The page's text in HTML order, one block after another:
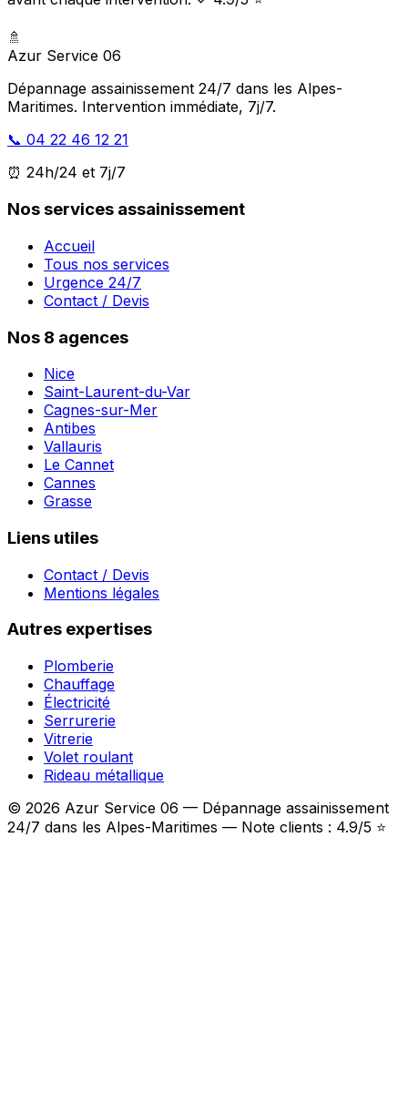
🚿
Azur Service 06
Dépannage assainissement 24/7 dans les Alpes-
Maritimes. Intervention immédiate, 7j/7.
📞 04 22 46 12 21
⏰ 24h/24 et 7j/7
Nos services assainissement
Accueil
Tous nos services
Urgence 24/7
Contact / Devis
Nos 8 agences
Nice
Saint-Laurent-du-Var
Cagnes-sur-Mer
Antibes
Vallauris
Le Cannet
Cannes
Grasse
Liens utiles
Contact / Devis
Mentions légales
Autres expertises
Plomberie
Chauffage
Électricité
Serrurerie
Vitrerie
Volet roulant
Rideau métallique
© 2026 Azur Service 06 — Dépannage assainissement
24/7 dans les Alpes-Maritimes — Note clients : 4.9/5 ⭐